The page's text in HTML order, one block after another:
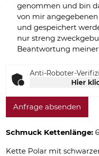
genommen und bin
von mir
und gespeichert
nur streng
Beantwortung
Anti-Roboter-
Hier
Anfrage absenden
Schmuck Kettenlänge:
Kette Polar mit